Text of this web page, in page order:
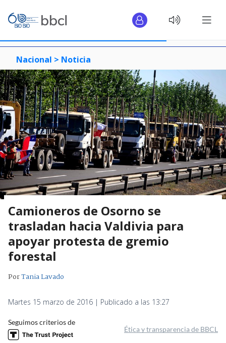
Nacional > Noticia
Camioneros de Osorno se
trasladan hacia Valdivia para
apoyar protesta de gremio
forestal
PorTania Lavado
Martes 15 marzo de 2016 | Publicado a las 13:27
Seguimos criterios de
Ética y transparencia de BBCL